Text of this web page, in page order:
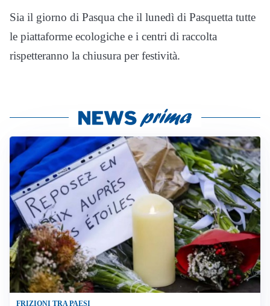
Sia il giorno di Pasqua che il lunedì di Pasquetta tutte
le piattaforme ecologiche e i centri di raccolta
rispetteranno la chiusura per festività.
FRIZIONI TRA PAESI